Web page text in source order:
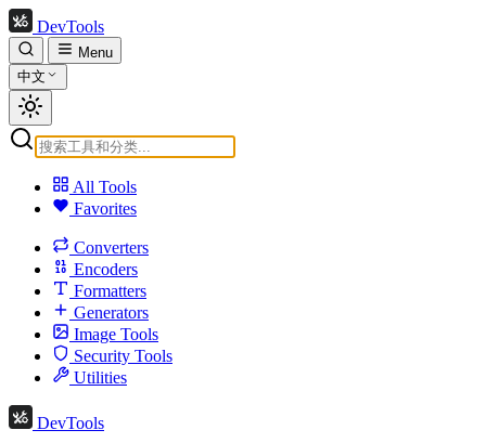
DevTools
Menu
中文
All Tools
Favorites
Converters
Encoders
Formatters
Generators
Image Tools
Security Tools
Utilities
DevTools